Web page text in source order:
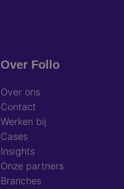
Over Follo
Over ons
Contact
Werken bij
Cases
Insights
Onze partners
Branches